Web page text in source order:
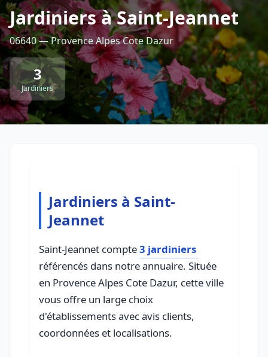
Retour à la liste des métiers
CGU-Confidentialité- Service proposé par ViteUnDevis.com-Vous
Jardiniers à Saint-Jeannet
06640 — Provence Alpes Cote Dazur
3
Jardiniers
Jardiniers à Saint-
Jeannet
Saint-Jeannet compte3 jardiniers
référencés dans notre annuaire. Située
en Provence Alpes Cote Dazur, cette ville
vous offre un large choix
d'établissements avec avis clients,
coordonnées et localisations.